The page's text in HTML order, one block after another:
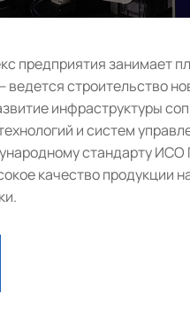
предприятия занимает
строительство
инфраструктуры
и систем
стандарту ИСО
качество продукции